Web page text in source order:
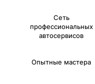
Сеть
профессиональных
автосервисов
Опытные мастера